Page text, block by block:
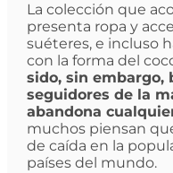
La colección que
presenta ropa y
suéteres, e incluso
con la forma del
sido, sin embargo,
seguidores de la
abandona
muchos piensan
de caída en la
países del mundo.